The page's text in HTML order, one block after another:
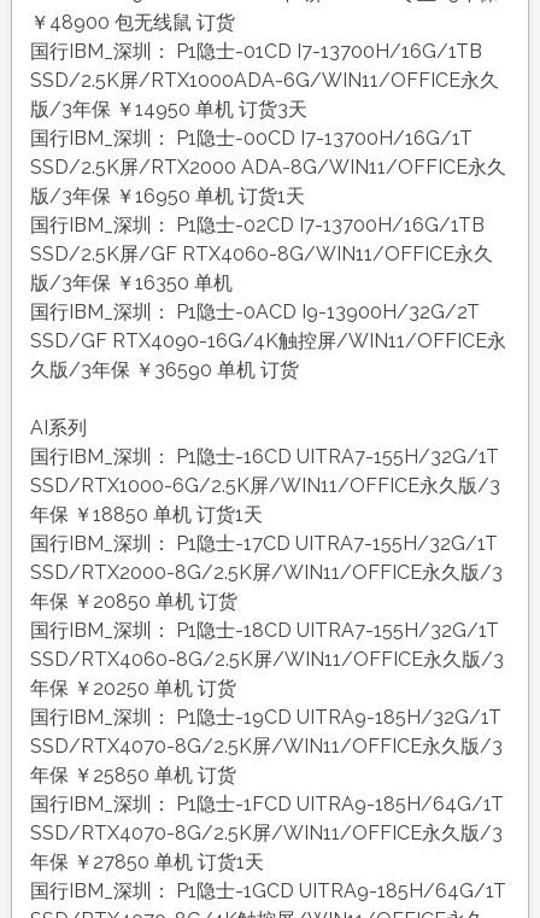
￥48900 包无线鼠 订货
国行IBM_深圳： P1隐士-01CD I7-13700H/16G/1TB
SSD/2.5K屏/RTX1000ADA-6G/WIN11/OFFICE永久
版/3年保 ￥14950 单机 订货3天
国行IBM_深圳： P1隐士-00CD I7-13700H/16G/1T
SSD/2.5K屏/RTX2000 ADA-8G/WIN11/OFFICE永久
版/3年保 ￥16950 单机 订货1天
国行IBM_深圳： P1隐士-02CD I7-13700H/16G/1TB
SSD/2.5K屏/GF RTX4060-8G/WIN11/OFFICE永久
版/3年保 ￥16350 单机
国行IBM_深圳： P1隐士-0ACD I9-13900H/32G/2T
SSD/GF RTX4090-16G/4K触控屏/WIN11/OFFICE永
久版/3年保 ￥36590 单机 订货
AI系列
国行IBM_深圳： P1隐士-16CD UITRA7-155H/32G/1T
SSD/RTX1000-6G/2.5K屏/WIN11/OFFICE永久版/3
年保 ￥18850 单机 订货1天
国行IBM_深圳： P1隐士-17CD UITRA7-155H/32G/1T
SSD/RTX2000-8G/2.5K屏/WIN11/OFFICE永久版/3
年保 ￥20850 单机 订货
国行IBM_深圳： P1隐士-18CD UITRA7-155H/32G/1T
SSD/RTX4060-8G/2.5K屏/WIN11/OFFICE永久版/3
年保 ￥20250 单机 订货
国行IBM_深圳： P1隐士-19CD UITRA9-185H/32G/1T
SSD/RTX4070-8G/2.5K屏/WIN11/OFFICE永久版/3
年保 ￥25850 单机 订货
国行IBM_深圳： P1隐士-1FCD UITRA9-185H/64G/1T
SSD/RTX4070-8G/2.5K屏/WIN11/OFFICE永久版/3
年保 ￥27850 单机 订货1天
国行IBM_深圳： P1隐士-1GCD UITRA9-185H/64G/1T